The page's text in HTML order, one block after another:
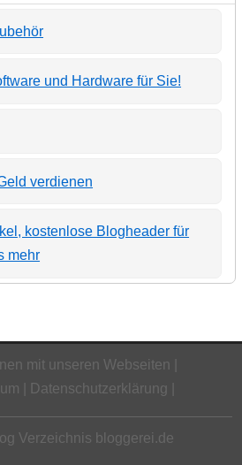
und Hardware für Sie!
verdienen
kostenlose Blogheader für
mehr
mit unseren Webseiten
Datenschutzerklärung
Verzeichnis bloggerei.de